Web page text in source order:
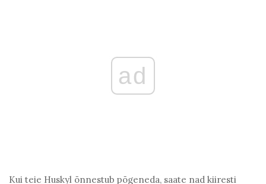
ad
Kui teie Huskyl õnnestub põgeneda, saate nad kiiresti